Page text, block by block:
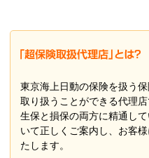
東京海上日動の保険を扱う
取り扱うことができる代理店
生保と損保の両方に精通し
いて正しくご案内し、お客
たします。